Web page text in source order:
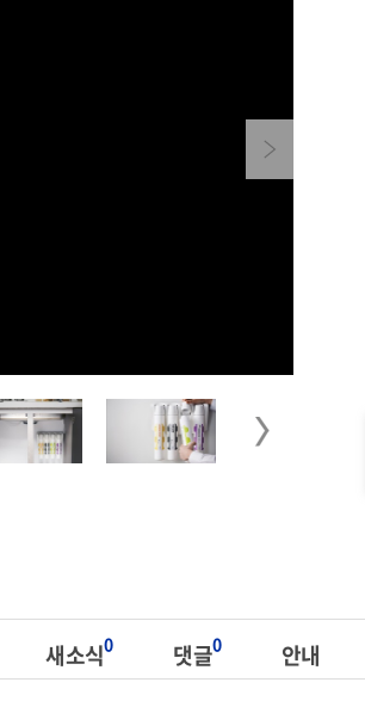
Next
Next
새소식0 댓글0 안내